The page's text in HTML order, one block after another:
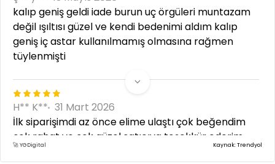
kalıp geniş geldi iade burun uç örgüleri muntazam
değil ışıltısı güzel ve kendi bedenimi aldım kalıp
geniş iç astar kullanılmamış olmasına rağmen
tüylenmişti
H** K** 31 Mart 2026
İlk siparişimdi az önce elime ulaştı çok beğendim
çok rahat ve çok güzel satıcıya teşekkür ederim
🚀 YGDigital Kaynak: Trendyol